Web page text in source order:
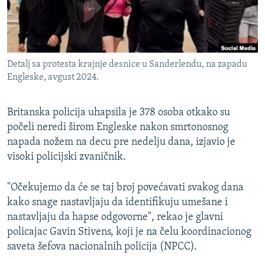
DNEVNO@RSE
SPECIJALI RSE
VIŠE OD NASLOVA
GENOCID U SREBRENICI
TV LIBERTY
POST SCRIPTUM
MOJA EVROPA
SVE KARTE DEJTONA
NASTANAK I RASPAD JUGOSLAVIJE
PRATITE NAS
Sve RFE/RL stranice
Detalj sa protesta krajnje desnice u Sanderlendu, na zapadu
Engleske, avgust 2024.
Britanska policija uhapsila je 378 osoba otkako su
počeli neredi širom Engleske nakon smrtonosnog
napada nožem na decu pre nedelju dana, izjavio je
visoki policijski zvaničnik.
"Očekujemo da će se taj broj povećavati svakog dana
kako snage nastavljaju da identifikuju umešane i
nastavljaju da hapse odgovorne", rekao je glavni
policajac Gavin Stivens, koji je na čelu koordinacionog
saveta šefova nacionalnih policija (NPCC).